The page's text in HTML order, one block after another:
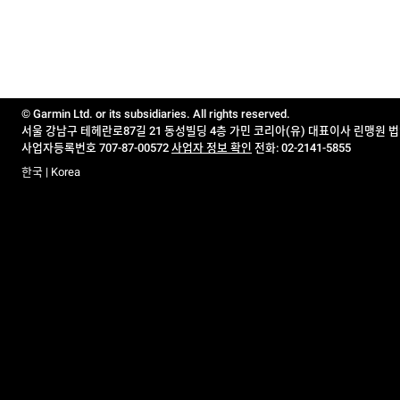
© Garmin Ltd. or its subsidiaries. All rights reserved.
서울 강남구 테헤란로87길 21 동성빌딩 4층 가민 코리아(유) 대표이사 린맹원
사업자등록번호 707-87-00572 사업자 정보 확인 전화: 02-2141-5855
한국 | Korea